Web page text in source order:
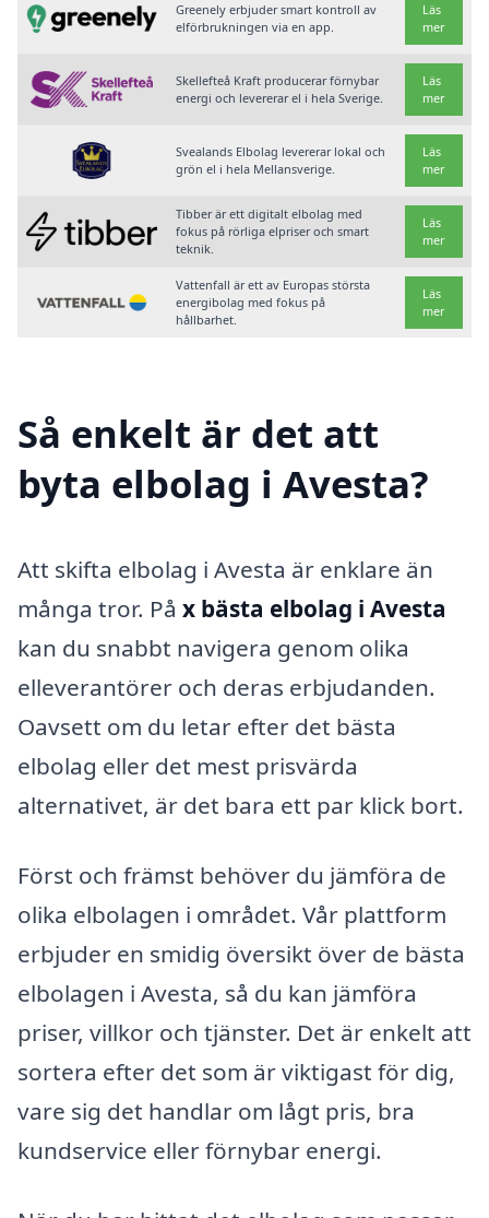
Greenely erbjuder smart kontroll av
elförbrukningen via en app.
Läs
mer
Skellefteå Kraft producerar förnybar
energi och levererar el i hela Sverige.
Läs
mer
Svealands Elbolag levererar lokal och
grön el i hela Mellansverige.
Läs
mer
Tibber är ett digitalt elbolag med
fokus på rörliga elpriser och smart
teknik.
Läs
mer
Vattenfall är ett av Europas största
energibolag med fokus på
hållbarhet.
Läs
mer
Så enkelt är det att
byta elbolag i Avesta?
Att skifta elbolag i Avesta är enklare än
många tror. På x bästa elbolag i Avesta
kan du snabbt navigera genom olika
elleverantörer och deras erbjudanden.
Oavsett om du letar efter det bästa
elbolag eller det mest prisvärda
alternativet, är det bara ett par klick bort.
Först och främst behöver du jämföra de
olika elbolagen i området. Vår plattform
erbjuder en smidig översikt över de bästa
elbolagen i Avesta, så du kan jämföra
priser, villkor och tjänster. Det är enkelt att
sortera efter det som är viktigast för dig,
vare sig det handlar om lågt pris, bra
kundservice eller förnybar energi.